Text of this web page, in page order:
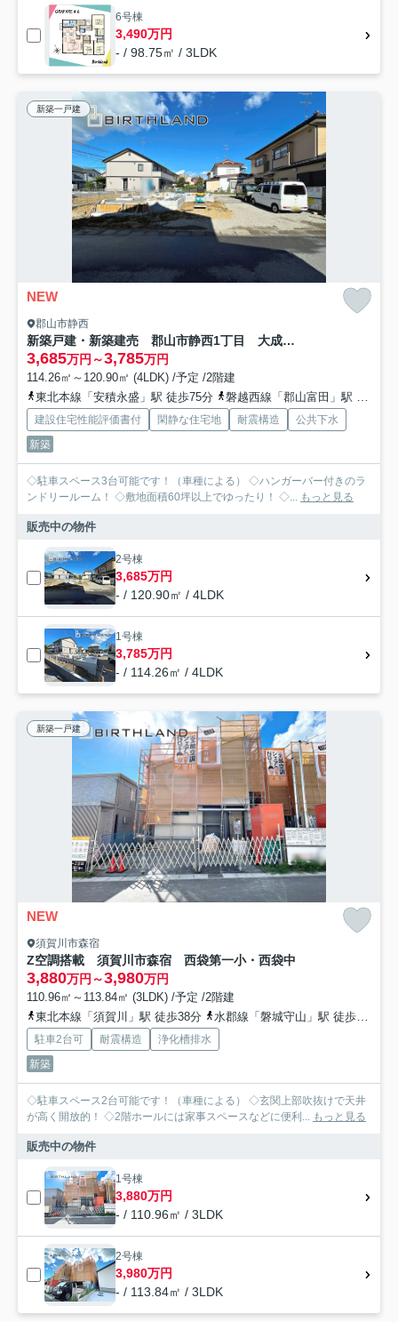
6号棟
3,490万円
- / 98.75㎡ / 3LDK
新築一戸建
NEW
郡山市静西
新築戸建・新築建売 郡山市静西1丁目 大成小・第七中
3,685万円～3,785万円
114.26㎡～120.90㎡ (4LDK) /予定 /2階建
東北本線「安積永盛」駅 徒歩75分
磐越西線「郡山富田」駅 徒歩80分
建設住宅性能評価書付 閑静な住宅地 耐震構造
公共下水
新築
◇駐車スペース3台可能です！（車種による） ◇ハンガーバー付きのラ
ンドリールーム！ ◇敷地面積60坪以上でゆったり！ ◇... もっと見る
販売中の物件
2号棟
3,685万円
- / 120.90㎡ / 4LDK
1号棟
3,785万円
- / 114.26㎡ / 4LDK
新築一戸建
NEW
須賀川市森宿
Z空調搭載 須賀川市森宿 西袋第一小・西袋中
3,880万円～3,980万円
110.96㎡～113.84㎡ (3LDK) /予定 /2階建
東北本線「須賀川」駅 徒歩38分
水郡線「磐城守山」駅 徒歩70分
駐車2台可 耐震構造
浄化槽排水
新築
◇駐車スペース2台可能です！（車種による） ◇玄関上部吹抜けで天井
が高く開放的！ ◇2階ホールには家事スペースなどに便利... もっと見る
販売中の物件
1号棟
3,880万円
- / 110.96㎡ / 3LDK
2号棟
3,980万円
- / 113.84㎡ / 3LDK